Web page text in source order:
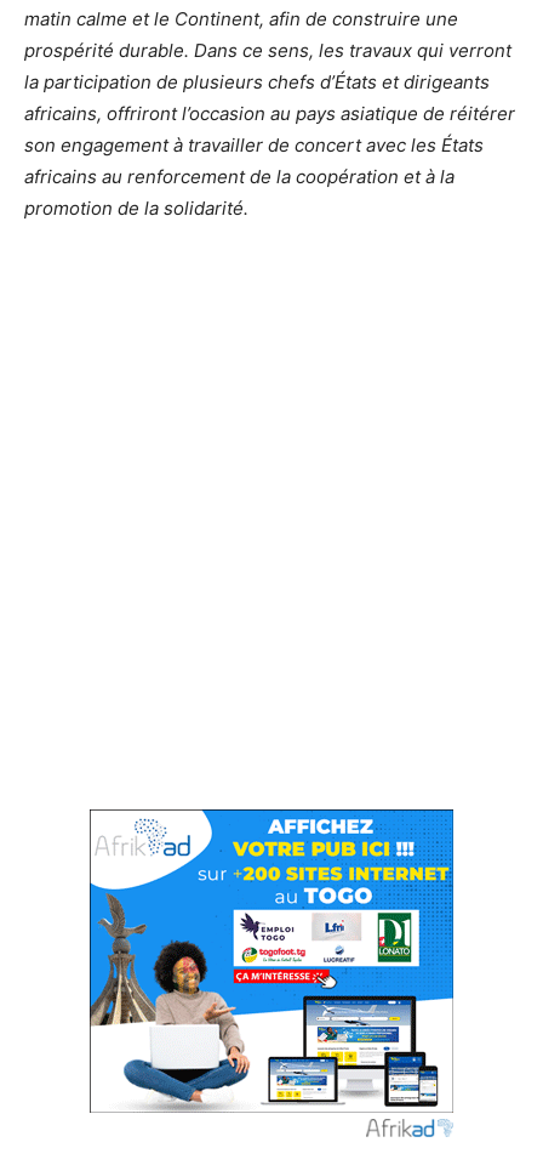
matin calme et le Continent, afin de construire une
prospérité durable. Dans ce sens, les travaux qui verront
la participation de plusieurs chefs d’États et dirigeants
africains, offriront l’occasion au pays asiatique de réitérer
son engagement à travailler de concert avec les États
africains au renforcement de la coopération et à la
promotion de la solidarité.